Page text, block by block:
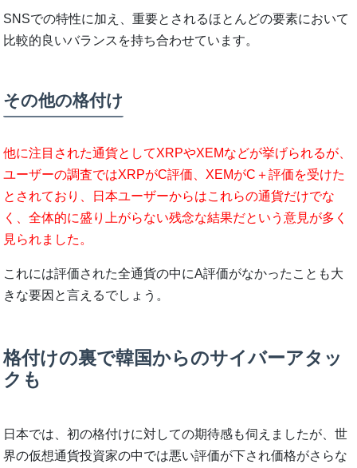
SNSでの特性に加え、重要とされるほとんどの要素において
比較的良いバランスを持ち合わせています。
その他の格付け
他に注目された通貨としてXRPやXEMなどが挙げられるが、
ユーザーの調査ではXRPがC評価、XEMがC＋評価を受けた
とされており、日本ユーザーからはこれらの通貨だけでな
く、全体的に盛り上がらない残念な結果だという意見が多く
見られました。
これには評価された全通貨の中にA評価がなかったことも大
きな要因と言えるでしょう。
格付けの裏で韓国からのサイバーアタッ
クも
日本では、初の格付けに対しての期待感も伺えましたが、世
界の仮想通貨投資家の中では悪い評価が下され価格がさらな